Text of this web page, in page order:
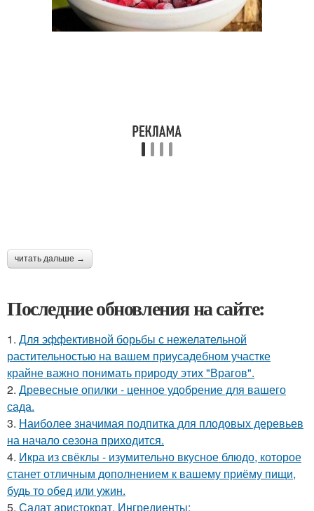
читать дальше →
Последние обновления на сайте:
1. Для эффективной борьбы с нежелательной
растительностью на вашем приусадебном участке
крайне важно понимать природу этих "Врагов".
2. Древесные опилки - ценное удобрение для вашего
сада.
3. Наиболее значимая подпитка для плодовых деревьев
на начало сезона приходится.
4. Икра из свёклы - изумительно вкусное блюдо, которое
станет отличным дополнением к вашему приёму пищи,
будь то обед или ужин.
5. Салат аристократ. Ингредиенты: